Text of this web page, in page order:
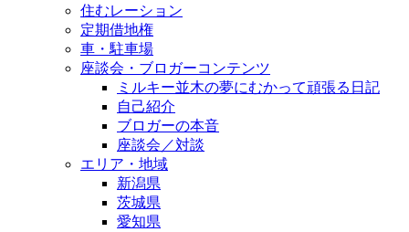
住むレーション
定期借地権
車・駐車場
座談会・ブロガーコンテンツ
ミルキー並木の夢にむかって頑張る日記
自己紹介
ブロガーの本音
座談会／対談
エリア・地域
新潟県
茨城県
愛知県